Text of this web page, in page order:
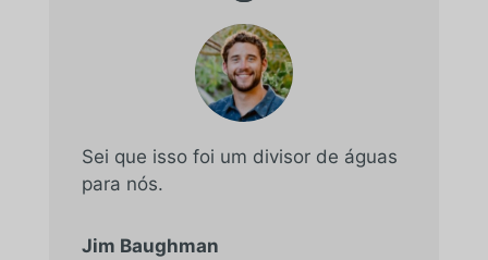
Sei que isso foi um divisor de águas
para nós.
Jim Baughman